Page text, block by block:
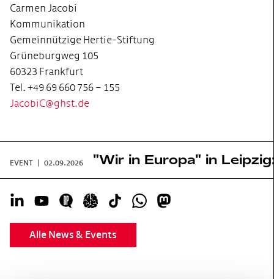
Carmen Jacobi
Kommunikation
Gemeinnützige Hertie-Stiftung
Grüneburgweg 105
60323 Frankfurt
Tel. +49 69 660 756 – 155
JacobiC@ghst.de
EVENT 02.09.2026 "Wir in Europa" in
LinkedInYouTubeDoing Politics
Icon Insta neuologisch
Tik TokWhatsappMastodon
Alle News & Events